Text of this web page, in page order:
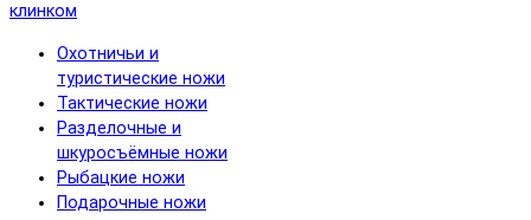
клинком
Охотничьи и
туристические ножи
Тактические ножи
Разделочные и
шкуросъёмные ножи
Рыбацкие ножи
Подарочные ножи